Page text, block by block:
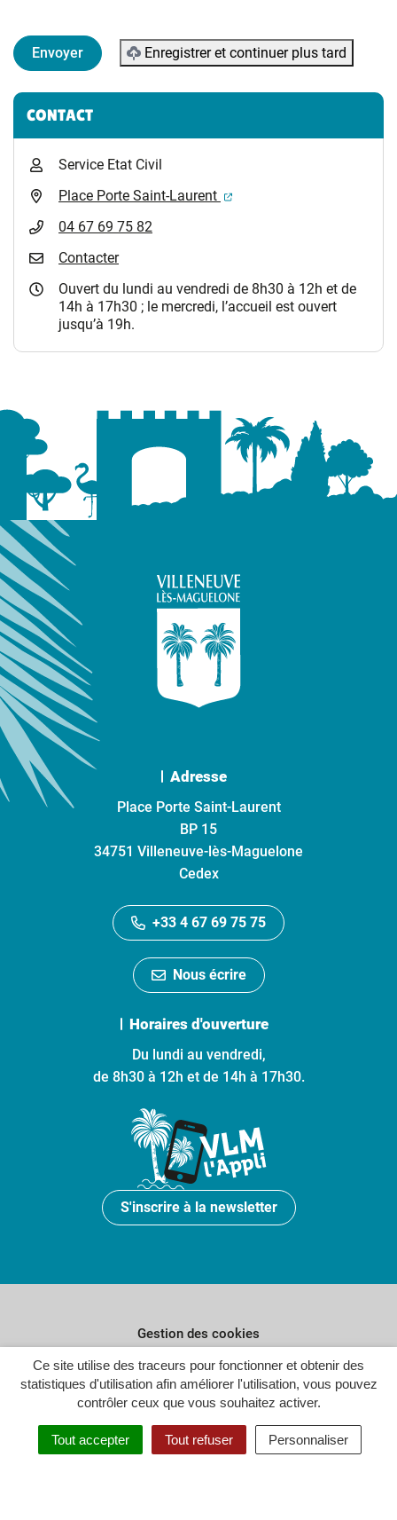
Ce site utilise des traceurs pour fonctionner et obtenir des
statistiques d'utilisation afin améliorer l'utilisation, vous pouvez
contrôler ceux que vous souhaitez activer.
Tout accepter Tout refuser Personnaliser
Enregistrer et continuer plus tard
Informations complémentaires
CONTACT
Service Etat Civil
Place Porte Saint-Laurent
(ouverture dans un
04 67 69 75 82
Contacter
Ouvert du lundi au vendredi de 8h30 à 12h et de
14h à 17h30 ; le mercredi, l’accueil est ouvert
jusqu’à 19h.
Adresse
Place Porte Saint-Laurent
BP 15
34751 Villeneuve-lès-Maguelone
Cedex
+33 4 67 69 75 75
Nous écrire
Horaires d'ouverture
Du lundi au vendredi,
de 8h30 à 12h et de 14h à 17h30.
S'inscrire à la newsletter
Gestion des cookies
Plan du site
Politique de confidentialité
Crédits